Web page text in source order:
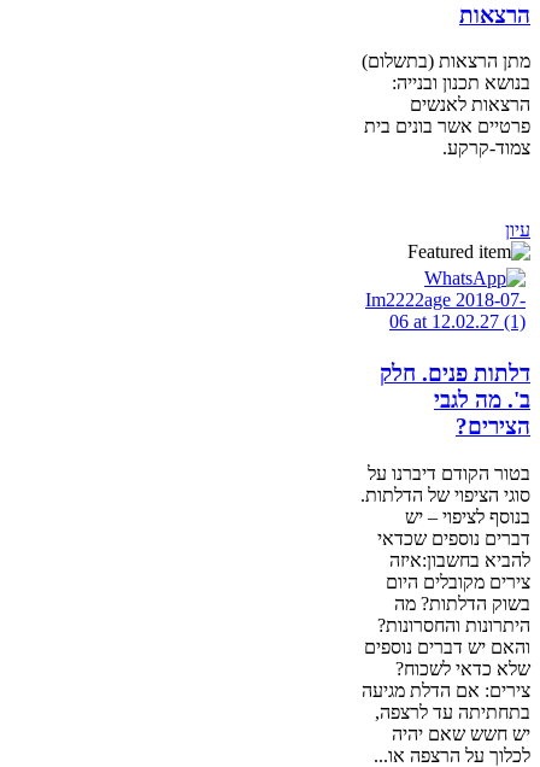
הרצאות
מתן הרצאות (בתשלום)
בנושא תכנון ובנייה:
הרצאות לאנשים
פרטיים אשר בונים בית
צמוד-קרקע.
עיון
דלתות פנים. חלק
ב'. מה לגבי
הצירים?
בטור הקודם דיברנו על
סוגי הציפוי של הדלתות.
בנוסף לציפוי – יש
דברים נוספים שכדאי
להביא בחשבון:איזה
צירים מקובלים היום
בשוק הדלתות? מה
היתרונות והחסרונות?
והאם יש דברים נוספים
שלא כדאי לשכוח?
צירים: אם הדלת מגיעה
בתחתיתה עד לרצפה,
יש חשש שאם יהיה
לכלוך על הרצפה או...